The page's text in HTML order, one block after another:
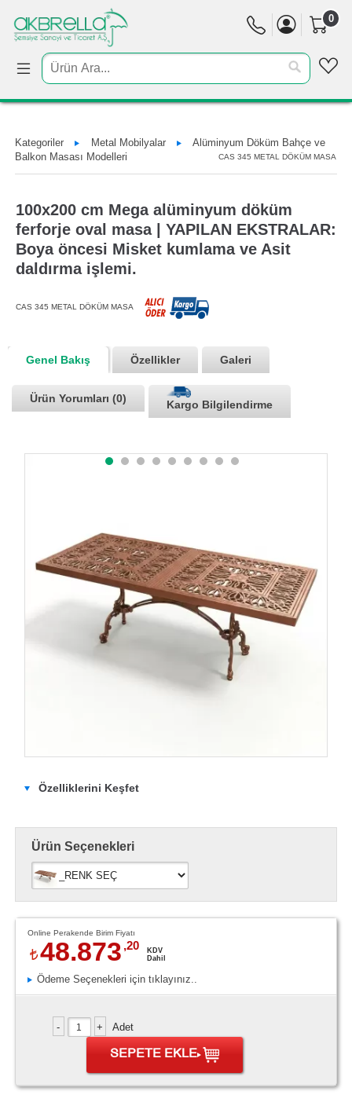
0
Kategoriler Metal Mobilyalar
Alüminyum Döküm Bahçe ve
Balkon Masası Modelleri
CAS 345 METAL DÖKÜM MASA
100x200 cm Mega alüminyum döküm
ferforje oval masa | YAPILAN EKSTRALAR:
Boya öncesi Misket kumlama ve Asit
daldırma işlemi.
CAS 345 METAL DÖKÜM MASA
Genel Bakış Özellikler Galeri
Ürün Yorumları (0)
Kargo Bilgilendirme
Özelliklerini Keşfet
Ürün Seçenekleri
Online Perakende Birim Fiyatı
48.873 ,20
KDV
Dahil
Ödeme Seçenekleri için tıklayınız..
Adet
SEPETE EKLE